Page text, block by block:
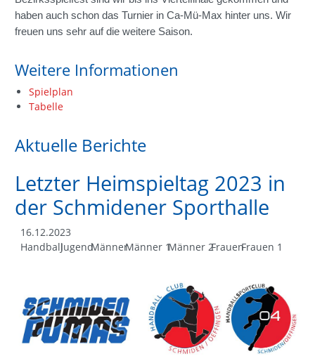
haben auch schon das Turnier in Ca-Mü-Max hinter uns. Wir
freuen uns sehr auf die weitere Saison.
Weitere Informationen
Spielplan
Tabelle
Aktuelle Berichte
Letzter Heimspieltag 2023 in
der Schmidener Sporthalle
16.12.2023
HandballJugendMännerMänner 1Männer 2FrauenFrauen 1